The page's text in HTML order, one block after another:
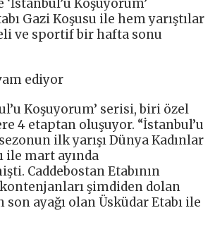
Koşuyorum’
Gazi Koşusu ile hem yarıştılar
ve sportif bir hafta sonu
ediyor
Koşuyorum’ serisi, biri özel
4 etaptan oluşuyor. “İstanbul’u
ilk yarışı Dünya Kadınlar
ile mart ayında
Caddebostan Etabının
kontenjanları şimdiden dolan
ayağı olan Üsküdar Etabı ile